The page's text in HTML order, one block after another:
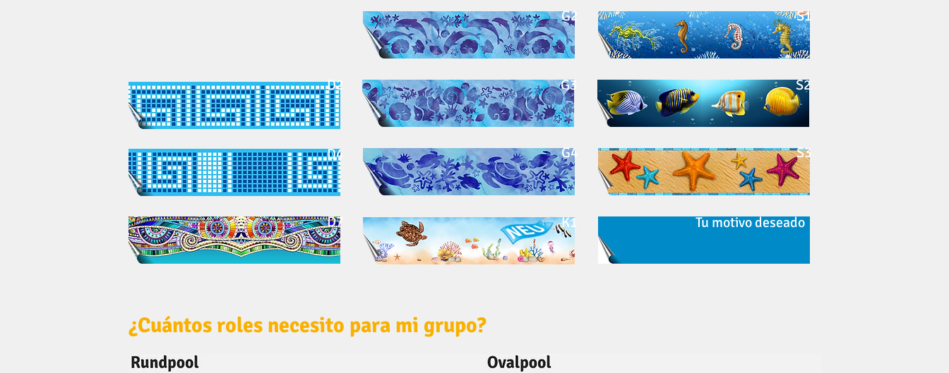
D2
D4
D7
G2
G3
G4
K1
S1
S2
S3
Tu motivo deseado
¿Cuántos roles necesito para mi grupo?